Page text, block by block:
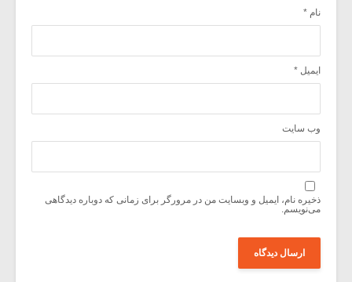
نام *
ایمیل *
وب‌ سایت
ذخیره نام، ایمیل و وبسایت من در مرورگر برای زمانی که دوباره دیدگاهی
می‌نویسم.